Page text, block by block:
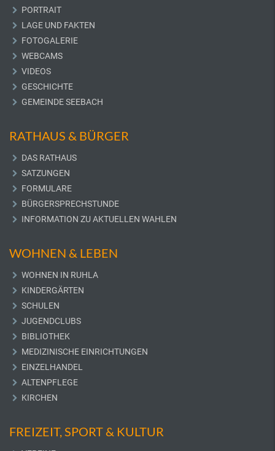
PORTRAIT
LAGE UND FAKTEN
FOTOGALERIE
WEBCAMS
VIDEOS
GESCHICHTE
GEMEINDE SEEBACH
RATHAUS & BÜRGER
DAS RATHAUS
SATZUNGEN
FORMULARE
BÜRGERSPRECHSTUNDE
INFORMATION ZU AKTUELLEN WAHLEN
WOHNEN & LEBEN
WOHNEN IN RUHLA
KINDERGÄRTEN
SCHULEN
JUGENDCLUBS
BIBLIOTHEK
MEDIZINISCHE EINRICHTUNGEN
EINZELHANDEL
ALTENPFLEGE
KIRCHEN
FREIZEIT, SPORT & KULTUR